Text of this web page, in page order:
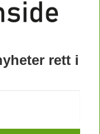
rett i